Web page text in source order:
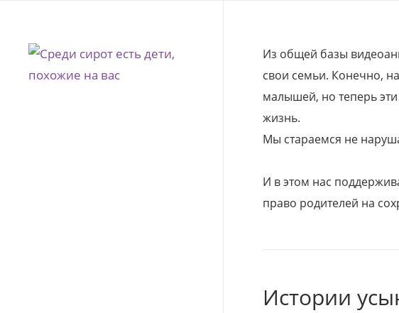
Из общей базы
свои семьи. Конечно,
малышей, но теперь эти
жизнь.
Мы стараемся не
И в этом нас
право родителей на
Истории